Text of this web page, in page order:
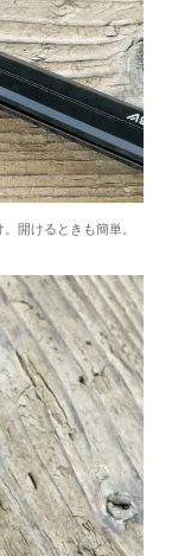
開けるときも簡単。